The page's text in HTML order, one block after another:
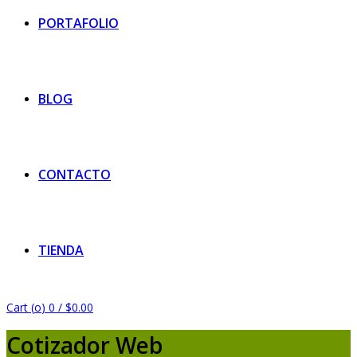
PORTAFOLIO
BLOG
CONTACTO
TIENDA
Cart (o) 0 / $0.00
Cotizador Web